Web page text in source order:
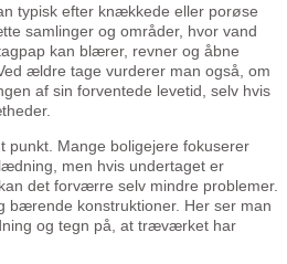
typisk efter knækkede eller porøse
samlinger og områder, hvor vand
kan blærer, revner og åbne
ældre tage vurderer man også, om
af sin forventede levetid, selv hvis
punkt. Mange boligejere fokuserer
men hvis undertaget er
det forværre selv mindre problemer.
konstruktioner. Her ser man
og tegn på, at træværket har